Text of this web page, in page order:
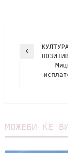
МОЖЕБИ ЌЕ